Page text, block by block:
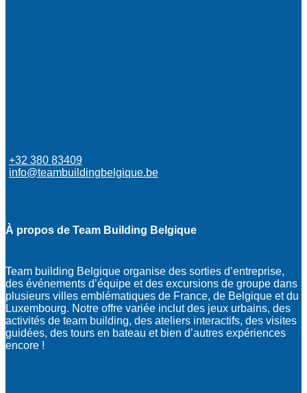
+32 380 83409
info@teambuildingbelgique.be
À propos de Team Building Belgique
Team building Belgique organise des sorties d’entreprise,
des événements d’équipe et des excursions de groupe dans
plusieurs villes emblématiques de France, de Belgique et du
Luxembourg. Notre offre variée inclut des jeux urbains, des
activités de team building, des ateliers interactifs, des visites
guidées, des tours en bateau et bien d’autres expériences
encore !